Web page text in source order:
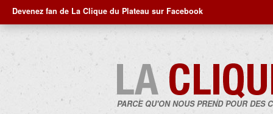
Devenez fan de La Clique du Plateau sur Facebook
PARCE QU'ON NOUS PREND POUR DES